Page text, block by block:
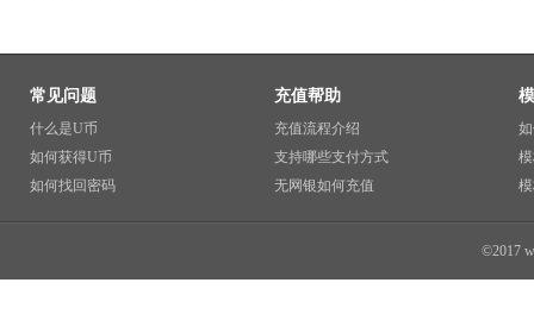
常见问题
什么是U币
如何获得U币
如何找回密码
充值帮助
充值流程介绍
支持哪些支付方式
无网银如何充值
©2017